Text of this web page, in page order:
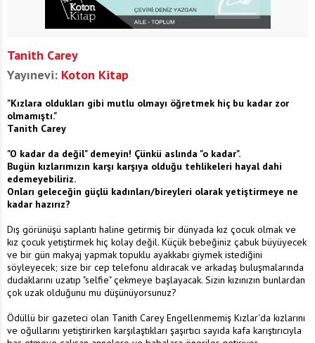
Tanith Carey
Yayınevi: Koton Kitap
"Kızlara oldukları gibi mutlu olmayı öğretmek hiç bu kadar zor
olmamıştı."
Tanith Carey
"O kadar da değil" demeyin! Çünkü aslında "o kadar".
Bugün kızlarımızın karşı karşıya olduğu tehlikeleri hayal dahi
edemeyebiliriz.
Onları geleceğin güçlü kadınları/bireyleri olarak yetiştirmeye ne
kadar hazırız?
Dış görünüşü saplantı haline getirmiş bir dünyada kız çocuk olmak ve
kız çocuk yetiştirmek hiç kolay değil. Küçük bebeğiniz çabuk büyüyecek
ve bir gün makyaj yapmak topuklu ayakkabı giymek istediğini
söyleyecek; size bir cep telefonu aldıracak ve arkadaş buluşmalarında
dudaklarını uzatıp "selfie" çekmeye başlayacak. Sizin kızınızın bunlardan
çok uzak olduğunu mu düşünüyorsunuz?
Ödüllü bir gazeteci olan Tanith Carey Engellenmemiş Kızlar'da kızlarını
ve oğullarını yetiştirirken karşılaştıkları şaşırtıcı sayıda kafa karıştırıcıyla